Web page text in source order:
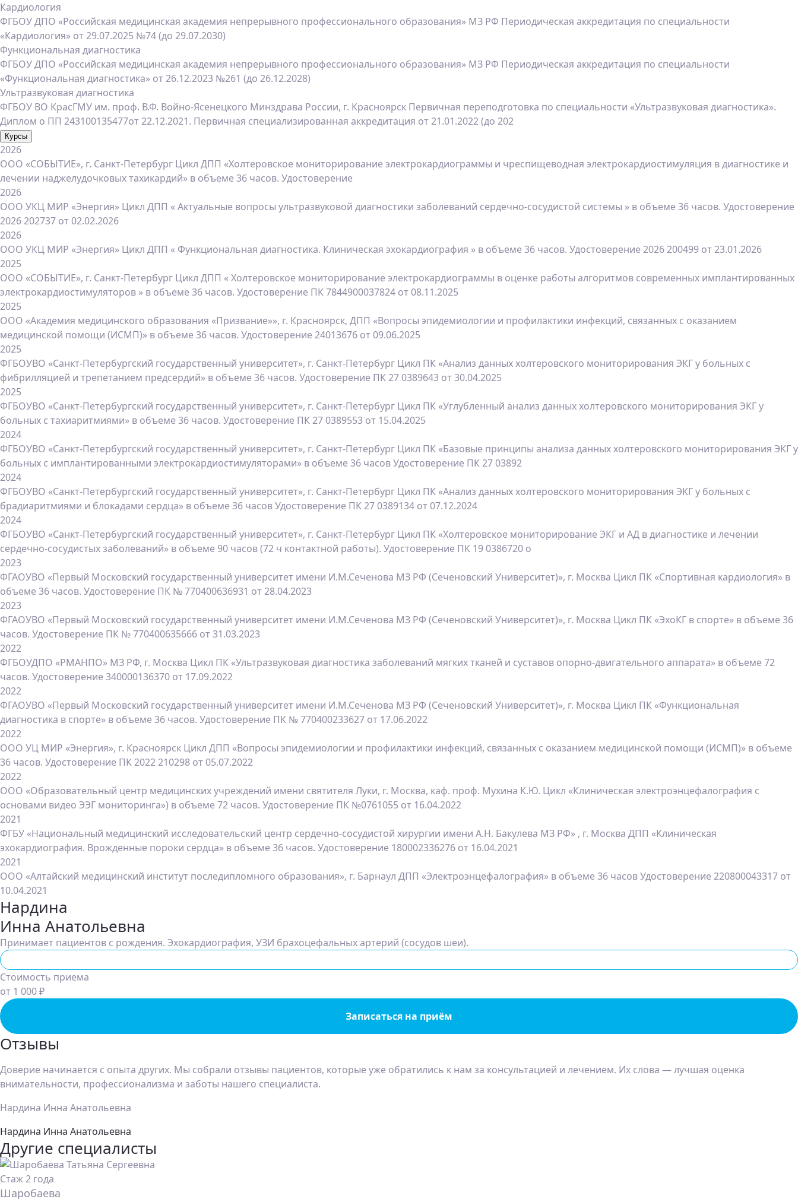
Кардиология
ФГБОУ ДПО «Российская медицинская академия непрерывного профессионального образования» МЗ РФ Периодическая аккредитация по специальности
«Кардиология» от 29.07.2025 №74 (до 29.07.2030)
Функциональная диагностика
ФГБОУ ДПО «Российская медицинская академия непрерывного профессионального образования» МЗ РФ Периодическая аккредитация по специальности
«Функциональная диагностика» от 26.12.2023 №261 (до 26.12.2028)
Ультразвуковая диагностика
ФГБОУ ВО КрасГМУ им. проф. В.Ф. Войно-Ясенецкого Минздрава России, г. Красноярск Первичная переподготовка по специальности «Ультразвуковая диагностика».
Диплом о ПП 243100135477от 22.12.2021. Первичная специализированная аккредитация от 21.01.2022 (до 202
Курсы
2026
ООО «СОБЫТИЕ», г. Санкт-Петербург Цикл ДПП «Холтеровское мониторирование электрокардиограммы и чреспищеводная электрокардиостимуляция в диагностике и
лечении наджелудочковых тахикардий» в объеме 36 часов. Удостоверение
2026
ООО УКЦ МИР «Энергия» Цикл ДПП « Актуальные вопросы ультразвуковой диагностики заболеваний сердечно-сосудистой системы » в объеме 36 часов. Удостоверение
2026 202737 от 02.02.2026
2026
ООО УКЦ МИР «Энергия» Цикл ДПП « Функциональная диагностика. Клиническая эхокардиография » в объеме 36 часов. Удостоверение 2026 200499 от 23.01.2026
2025
ООО «СОБЫТИЕ», г. Санкт-Петербург Цикл ДПП « Холтеровское мониторирование электрокардиограммы в оценке работы алгоритмов современных имплантированных
электрокардиостимуляторов » в объеме 36 часов. Удостоверение ПК 7844900037824 от 08.11.2025
2025
OOO «Академия медицинского образования «Призвание»», г. Красноярск, ДПП «Вопросы эпидемиологии и профилактики инфекций, связанных с оказанием
медицинской помощи (ИСМП)» в объеме 36 часов. Удостоверение 24013676 от 09.06.2025
2025
ФГБОУВО «Санкт-Петербургский государственный университет», г. Санкт-Петербург Цикл ПК «Анализ данных холтеровского мониторирования ЭКГ у больных с
фибрилляцией и трепетанием предсердий» в объеме 36 часов. Удостоверение ПК 27 0389643 от 30.04.2025
2025
ФГБОУВО «Санкт-Петербургский государственный университет», г. Санкт-Петербург Цикл ПК «Углубленный анализ данных холтеровского мониторирования ЭКГ у
больных с тахиаритмиями» в объеме 36 часов. Удостоверение ПК 27 0389553 от 15.04.2025
2024
ФГБОУВО «Санкт-Петербургский государственный университет», г. Санкт-Петербург Цикл ПК «Базовые принципы анализа данных холтеровского мониторирования ЭКГ у
больных с имплантированными электрокардиостимуляторами» в объеме 36 часов Удостоверение ПК 27 03892
2024
ФГБОУВО «Санкт-Петербургский государственный университет», г. Санкт-Петербург Цикл ПК «Анализ данных холтеровского мониторирования ЭКГ у больных с
брадиаритмиями и блокадами сердца» в объеме 36 часов Удостоверение ПК 27 0389134 от 07.12.2024
2024
ФГБОУВО «Санкт-Петербургский государственный университет», г. Санкт-Петербург Цикл ПК «Холтеровское мониторирование ЭКГ и АД в диагностике и лечении
сердечно-сосудистых заболеваний» в объеме 90 часов (72 ч контактной работы). Удостоверение ПК 19 0386720 о
2023
ФГАОУВО «Первый Московский государственный университет имени И.М.Сеченова МЗ РФ (Сеченовский Университет)», г. Москва Цикл ПК «Спортивная кардиология» в
объеме 36 часов. Удостоверение ПК № 770400636931 от 28.04.2023
2023
ФГАОУВО «Первый Московский государственный университет имени И.М.Сеченова МЗ РФ (Сеченовский Университет)», г. Москва Цикл ПК «ЭхоКГ в спорте» в объеме 36
часов. Удостоверение ПК № 770400635666 от 31.03.2023
2022
ФГБОУДПО «РМАНПО» МЗ РФ, г. Москва Цикл ПК «Ультразвуковая диагностика заболеваний мягких тканей и суставов опорно-двигательного аппарата» в объеме 72
часов. Удостоверение 340000136370 от 17.09.2022
2022
ФГАОУВО «Первый Московский государственный университет имени И.М.Сеченова МЗ РФ (Сеченовский Университет)», г. Москва Цикл ПК «Функциональная
диагностика в спорте» в объеме 36 часов. Удостоверение ПК № 770400233627 от 17.06.2022
2022
ООО УЦ МИР «Энергия», г. Красноярск Цикл ДПП «Вопросы эпидемиологии и профилактики инфекций, связанных с оказанием медицинской помощи (ИСМП)» в объеме
36 часов. Удостоверение ПК 2022 210298 от 05.07.2022
2022
ООО «Образовательный центр медицинских учреждений имени святителя Луки, г. Москва, каф. проф. Мухина К.Ю. Цикл «Клиническая электроэнцефалография с
основами видео ЭЭГ мониторинга») в объеме 72 часов. Удостоверение ПК №0761055 от 16.04.2022
2021
ФГБУ «Национальный медицинский исследовательский центр сердечно-сосудистой хирургии имени А.Н. Бакулева МЗ РФ» , г. Москва ДПП «Клиническая
эхокардиография. Врожденные пороки сердца» в объеме 36 часов. Удостоверение 180002336276 от 16.04.2021
2021
ООО «Алтайский медицинский институт последипломного образования», г. Барнаул ДПП «Электроэнцефалография» в объеме 36 часов Удостоверение 220800043317 от
10.04.2021
Нардина
Инна Анатольевна
Принимает пациентов с рождения. Эхокардиография, УЗИ брахоцефальных артерий (сосудов шеи).
Стоимость приема
от 1 000 ₽
Записаться на приём
Отзывы
Доверие начинается с опыта других. Мы собрали отзывы пациентов, которые уже обратились к нам за консультацией и лечением. Их слова — лучшая оценка
внимательности, профессионализма и заботы нашего специалиста.
Нардина Инна Анатольевна
Нардина Инна Анатольевна
Другие специалисты
Стаж 2 года
Шаробаева